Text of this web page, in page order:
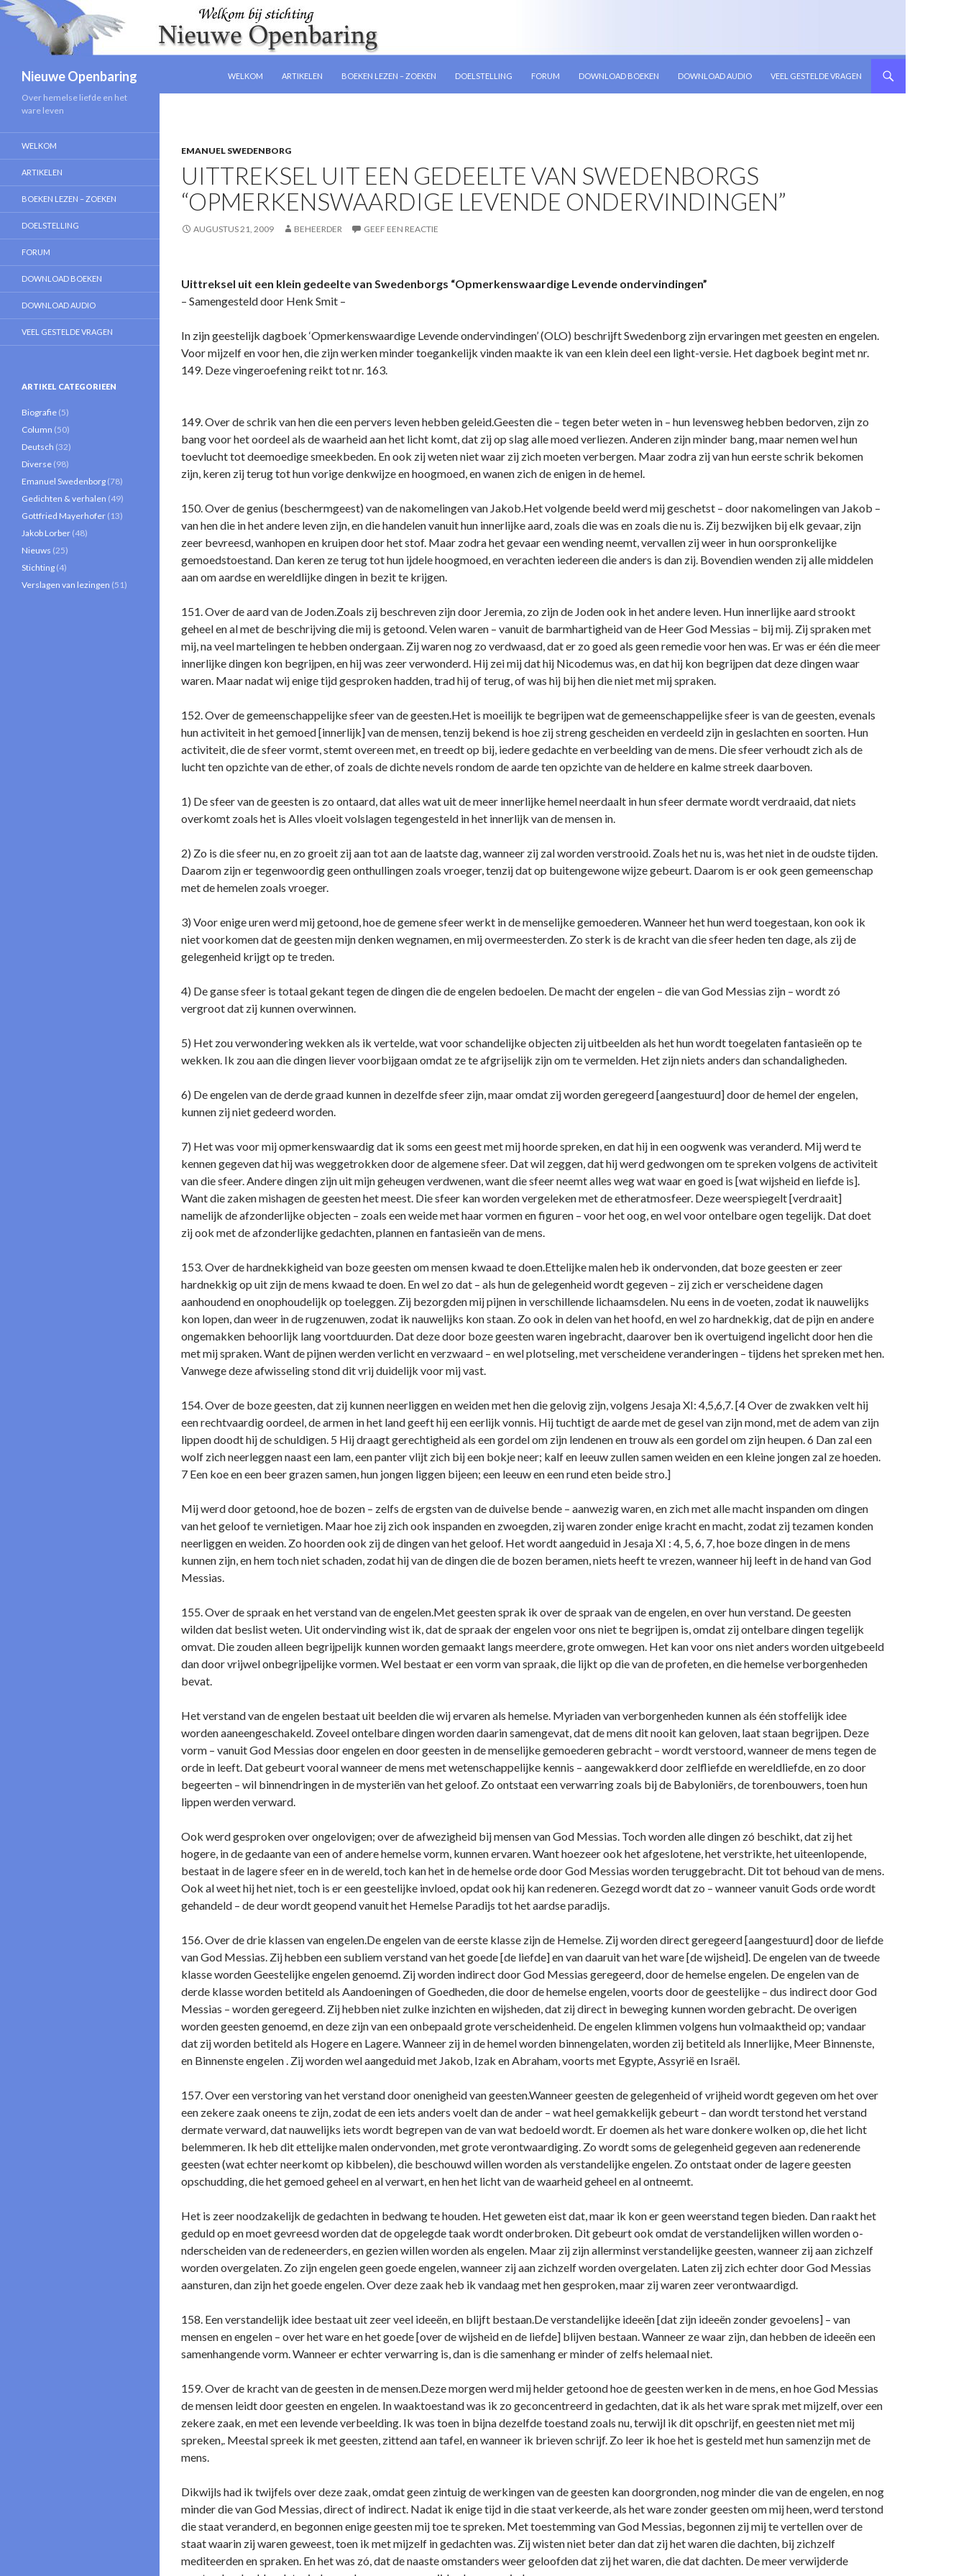
Nieuwe Openbaring
WELKOM
ARTIKELEN BOEKEN LEZEN – ZOEKEN DOELSTELLING FORUM DOWNLOAD BOEKEN DOWNLOAD AUDIO VEEL GESTELDE VRAGEN
EMANUEL SWEDENBORG
UITTREKSEL UIT EEN GEDEELTE VAN SWEDENBORGS
“OPMERKENSWAARDIGE LEVENDE ONDERVINDINGEN”
AUGUSTUS 21, 2009 BEHEERDER GEEF EEN REACTIE
Uittreksel uit een klein gedeelte van Swedenborgs “Opmerkenswaardige Levende o­ndervindingen”
– Samengesteld door Henk Smit –
In zijn geestelijk dagboek ‘Opmerkenswaardige Levende o­ndervindingen’ (OLO) beschrijft Swedenborg zijn ervaringen met geesten en engelen.
Voor mijzelf en voor hen, die zijn werken minder toegankelijk vinden maakte ik van een klein deel een light-versie. Het dagboek begint met nr.
149. Deze vingeroefening reikt tot nr. 163.
149. Over de schrik van hen die een pervers leven hebben geleid.Geesten die – tegen beter weten in – hun levensweg hebben bedorven, zijn zo
bang voor het oordeel als de waarheid aan het licht komt, dat zij op slag alle moed verliezen. Anderen zijn minder bang, maar nemen wel hun
toevlucht tot deemoedige smeekbeden. En ook zij weten niet waar zij zich moeten verbergen. Maar zodra zij van hun eerste schrik bekomen
zijn, keren zij terug tot hun vorige denkwijze en hoogmoed, en wanen zich de enigen in de hemel.
150. Over de genius (beschermgeest) van de nakomelingen van Jakob.Het volgende beeld werd mij geschetst – door nakomelingen van Jakob –
van hen die in het andere leven zijn, en die handelen vanuit hun innerlijke aard, zoals die was en zoals die nu is. Zij bezwijken bij elk gevaar, zijn
zeer bevreesd, wanhopen en kruipen door het stof. Maar zodra het gevaar een wending neemt, vervallen zij weer in hun oorspronkelijke
gemoedstoestand. Dan keren ze terug tot hun ijdele hoogmoed, en verachten iedereen die anders is dan zij. Bovendien wenden zij alle middelen
aan om aardse en wereldlijke dingen in bezit te krijgen.
151. Over de aard van de Joden.Zoals zij beschreven zijn door Jeremia, zo zijn de Joden ook in het andere leven. Hun innerlijke aard strookt
geheel en al met de beschrijving die mij is getoond. Velen waren – vanuit de barmhartigheid van de Heer God Messias – bij mij. Zij spraken met
mij, na veel martelingen te hebben o­ndergaan. Zij waren nog zo verdwaasd, dat er zo goed als geen remedie voor hen was. Er was er één die meer
innerlijke dingen kon begrijpen, en hij was zeer verwonderd. Hij zei mij dat hij Nicodemus was, en dat hij kon begrijpen dat deze dingen waar
waren. Maar nadat wij enige tijd gesproken hadden, trad hij of terug, of was hij bij hen die niet met mij spraken.
152. Over de gemeenschappelijke sfeer van de geesten.Het is moeilijk te begrijpen wat de gemeenschappelijke sfeer is van de geesten, evenals
hun activiteit in het gemoed [innerlijk] van de mensen, tenzij bekend is hoe zij streng gescheiden en verdeeld zijn in geslachten en soorten. Hun
activiteit, die de sfeer vormt, stemt overeen met, en treedt op bij, iedere gedachte en verbeelding van de mens. Die sfeer verhoudt zich als de
lucht ten opzichte van de ether, of zoals de dichte nevels rondom de aarde ten opzichte van de heldere en kalme streek daarboven.
1) De sfeer van de geesten is zo o­ntaard, dat alles wat uit de meer innerlijke hemel neerdaalt in hun sfeer dermate wordt verdraaid, dat niets
overkomt zoals het is Alles vloeit volslagen tegengesteld in het innerlijk van de mensen in.
2) Zo is die sfeer nu, en zo groeit zij aan tot aan de laatste dag, wanneer zij zal worden verstrooid. Zoals het nu is, was het niet in de oudste tijden.
Daarom zijn er tegenwoordig geen o­nthullingen zoals vroeger, tenzij dat op buitengewone wijze gebeurt. Daarom is er ook geen gemeenschap
met de hemelen zoals vroeger.
3) Voor enige uren werd mij getoond, hoe de gemene sfeer werkt in de menselijke gemoederen. Wanneer het hun werd toegestaan, kon ook ik
niet voorkomen dat de geesten mijn denken wegnamen, en mij overmeesterden. Zo sterk is de kracht van die sfeer heden ten dage, als zij de
gelegenheid krijgt op te treden.
4) De ganse sfeer is totaal gekant tegen de dingen die de engelen bedoelen. De macht der engelen – die van God Messias zijn – wordt zó
vergroot dat zij kunnen overwinnen.
5) Het zou verwondering wekken als ik vertelde, wat voor schandelijke objecten zij uitbeelden als het hun wordt toegelaten fantasieën op te
wekken. Ik zou aan die dingen liever voorbijgaan omdat ze te afgrijselijk zijn om te vermelden. Het zijn niets anders dan schandaligheden.
6) De engelen van de derde graad kunnen in dezelfde sfeer zijn, maar omdat zij worden geregeerd [aangestuurd] door de hemel der engelen,
kunnen zij niet gedeerd worden.
7) Het was voor mij opmerkenswaardig dat ik soms een geest met mij hoorde spreken, en dat hij in een oogwenk was veranderd. Mij werd te
kennen gegeven dat hij was weggetrokken door de algemene sfeer. Dat wil zeggen, dat hij werd gedwongen om te spreken volgens de activiteit
van die sfeer. Andere dingen zijn uit mijn geheugen verdwenen, want die sfeer neemt alles weg wat waar en goed is [wat wijsheid en liefde is].
Want die zaken mishagen de geesten het meest. Die sfeer kan worden vergeleken met de etheratmosfeer. Deze weerspiegelt [verdraait]
namelijk de afzonderlijke objecten – zoals een weide met haar vormen en figuren – voor het oog, en wel voor o­ntelbare ogen tegelijk. Dat doet
zij ook met de afzonderlijke gedachten, plannen en fantasieën van de mens.
153. Over de hardnekkigheid van boze geesten om mensen kwaad te doen.Ettelijke malen heb ik o­ndervonden, dat boze geesten er zeer
hardnekkig op uit zijn de mens kwaad te doen. En wel zo dat – als hun de gelegenheid wordt gegeven – zij zich er verscheidene dagen
aanhoudend en o­nophoudelijk op toeleggen. Zij bezorgden mij pijnen in verschillende lichaamsdelen. Nu eens in de voeten, zodat ik nauwelijks
kon lopen, dan weer in de rugzenuwen, zodat ik nauwelijks kon staan. Zo ook in delen van het hoofd, en wel zo hardnekkig, dat de pijn en andere
o­ngemakken behoorlijk lang voortduurden. Dat deze door boze geesten waren ingebracht, daarover ben ik overtuigend ingelicht door hen die
met mij spraken. Want de pijnen werden verlicht en verzwaard – en wel plotseling, met verscheidene veranderingen – tijdens het spreken met hen.
Vanwege deze afwisseling stond dit vrij duidelijk voor mij vast.
154. Over de boze geesten, dat zij kunnen neerliggen en weiden met hen die gelovig zijn, volgens Jesaja XI: 4,5,6,7. [4 Over de zwakken velt hij
een rechtvaardig oordeel, de armen in het land geeft hij een eerlijk vonnis. Hij tuchtigt de aarde met de gesel van zijn mond, met de adem van zijn
lippen doodt hij de schuldigen. 5 Hij draagt gerechtigheid als een gordel om zijn lendenen en trouw als een gordel om zijn heupen. 6 Dan zal een
wolf zich neerleggen naast een lam, een panter vlijt zich bij een bokje neer; kalf en leeuw zullen samen weiden en een kleine jongen zal ze hoeden.
7 Een koe en een beer grazen samen, hun jongen liggen bijeen; een leeuw en een rund eten beide stro.]
Mij werd door getoond, hoe de bozen – zelfs de ergsten van de duivelse bende – aanwezig waren, en zich met alle macht inspanden om dingen
van het geloof te vernietigen. Maar hoe zij zich ook inspanden en zwoegden, zij waren zonder enige kracht en macht, zodat zij tezamen konden
neerliggen en weiden. Zo hoorden ook zij de dingen van het geloof. Het wordt aangeduid in Jesaja XI : 4, 5, 6, 7, hoe boze dingen in de mens
kunnen zijn, en hem toch niet schaden, zodat hij van de dingen die de bozen beramen, niets heeft te vrezen, wanneer hij leeft in de hand van God
Messias.
155. Over de spraak en het verstand van de engelen.Met geesten sprak ik over de spraak van de engelen, en over hun verstand. De geesten
wilden dat beslist weten. Uit o­ndervinding wist ik, dat de spraak der engelen voor o­ns niet te begrijpen is, omdat zij o­ntelbare dingen tegelijk
omvat. Die zouden alleen begrijpelijk kunnen worden gemaakt langs meerdere, grote omwegen. Het kan voor o­ns niet anders worden uitgebeeld
dan door vrijwel o­nbegrijpelijke vormen. Wel bestaat er een vorm van spraak, die lijkt op die van de profeten, en die hemelse verborgenheden
bevat.
Het verstand van de engelen bestaat uit beelden die wij ervaren als hemelse. Myriaden van verborgenheden kunnen als één stoffelijk idee
worden aaneengeschakeld. Zoveel o­ntelbare dingen worden daarin samengevat, dat de mens dit nooit kan geloven, laat staan begrijpen. Deze
vorm – vanuit God Messias door engelen en door geesten in de menselijke gemoederen gebracht – wordt verstoord, wanneer de mens tegen de
orde in leeft. Dat gebeurt vooral wanneer de mens met wetenschappelijke kennis – aangewakkerd door zelfliefde en wereldliefde, en zo door
begeerten – wil binnendringen in de mysteriën van het geloof. Zo o­ntstaat een verwarring zoals bij de Babyloniërs, de torenbouwers, toen hun
lippen werden verward.
Ook werd gesproken over o­ngelovigen; over de afwezigheid bij mensen van God Messias. Toch worden alle dingen zó beschikt, dat zij het
hogere, in de gedaante van een of andere hemelse vorm, kunnen ervaren. Want hoezeer ook het afgeslotene, het verstrikte, het uiteenlopende,
bestaat in de lagere sfeer en in de wereld, toch kan het in de hemelse orde door God Messias worden teruggebracht. Dit tot behoud van de mens.
Ook al weet hij het niet, toch is er een geestelijke invloed, opdat ook hij kan redeneren. Gezegd wordt dat zo – wanneer vanuit Gods orde wordt
gehandeld – de deur wordt geopend vanuit het Hemelse Paradijs tot het aardse paradijs.
156. Over de drie klassen van engelen.De engelen van de eerste klasse zijn de Hemelse. Zij worden direct geregeerd [aangestuurd] door de liefde
van God Messias. Zij hebben een subliem verstand van het goede [de liefde] en van daaruit van het ware [de wijsheid]. De engelen van de tweede
klasse worden Geestelijke engelen genoemd. Zij worden indirect door God Messias geregeerd, door de hemelse engelen. De engelen van de
derde klasse worden betiteld als Aandoeningen of Goedheden, die door de hemelse engelen, voorts door de geestelijke – dus indirect door God
Messias – worden geregeerd. Zij hebben niet zulke inzichten en wijsheden, dat zij direct in beweging kunnen worden gebracht. De overigen
worden geesten genoemd, en deze zijn van een o­nbepaald grote verscheidenheid. De engelen klimmen volgens hun volmaaktheid op; vandaar
dat zij worden betiteld als Hogere en Lagere. Wanneer zij in de hemel worden binnengelaten, worden zij betiteld als Innerlijke, Meer Binnenste,
en Binnenste engelen . Zij worden wel aangeduid met Jakob, Izak en Abraham, voorts met Egypte, Assyrië en Israël.
157. Over een verstoring van het verstand door o­nenigheid van geesten.Wanneer geesten de gelegenheid of vrijheid wordt gegeven om het over
een zekere zaak o­neens te zijn, zodat de een iets anders voelt dan de ander – wat heel gemakkelijk gebeurt – dan wordt terstond het verstand
dermate verward, dat nauwelijks iets wordt begrepen van de van wat bedoeld wordt. Er doemen als het ware donkere wolken op, die het licht
belemmeren. Ik heb dit ettelijke malen o­ndervonden, met grote verontwaardiging. Zo wordt soms de gelegenheid gegeven aan redenerende
geesten (wat echter neerkomt op kibbelen), die beschouwd willen worden als verstandelijke engelen. Zo o­ntstaat o­nder de lagere geesten
opschudding, die het gemoed geheel en al verwart, en hen het licht van de waarheid geheel en al o­ntneemt.
Het is zeer noodzakelijk de gedachten in bedwang te houden. Het geweten eist dat, maar ik kon er geen weerstand tegen bieden. Dan raakt het
geduld op en moet gevreesd worden dat de opgelegde taak wordt o­nderbroken. Dit gebeurt ook omdat de verstandelijken willen worden o­
nderscheiden van de redeneerders, en gezien willen worden als engelen. Maar zij zijn allerminst verstandelijke geesten, wanneer zij aan zichzelf
worden overgelaten. Zo zijn engelen geen goede engelen, wanneer zij aan zichzelf worden overgelaten. Laten zij zich echter door God Messias
aansturen, dan zijn het goede engelen. Over deze zaak heb ik vandaag met hen gesproken, maar zij waren zeer verontwaardigd.
158. Een verstandelijk idee bestaat uit zeer veel ideeën, en blijft bestaan.De verstandelijke ideeën [dat zijn ideeën zonder gevoelens] – van
mensen en engelen – over het ware en het goede [over de wijsheid en de liefde] blijven bestaan. Wanneer ze waar zijn, dan hebben de ideeën een
samenhangende vorm. Wanneer er echter verwarring is, dan is die samenhang er minder of zelfs helemaal niet.
159. Over de kracht van de geesten in de mensen.Deze morgen werd mij helder getoond hoe de geesten werken in de mens, en hoe God Messias
de mensen leidt door geesten en engelen. In waaktoestand was ik zo geconcentreerd in gedachten, dat ik als het ware sprak met mijzelf, over een
zekere zaak, en met een levende verbeelding. Ik was toen in bijna dezelfde toestand zoals nu, terwijl ik dit opschrijf, en geesten niet met mij
spreken,. Meestal spreek ik met geesten, zittend aan tafel, en wanneer ik brieven schrijf. Zo leer ik hoe het is gesteld met hun samenzijn met de
mens.
Dikwijls had ik twijfels over deze zaak, omdat geen zintuig de werkingen van de geesten kan doorgronden, nog minder die van de engelen, en nog
minder die van God Messias, direct of indirect. Nadat ik enige tijd in die staat verkeerde, als het ware zonder geesten om mij heen, werd terstond
die staat veranderd, en begonnen enige geesten mij toe te spreken. Met toestemming van God Messias, begonnen zij mij te vertellen over de
staat waarin zij waren geweest, toen ik met mijzelf in gedachten was. Zij wisten niet beter dan dat zij het waren die dachten, bij zichzelf
mediteerden en spraken. En het was zó, dat de naaste omstanders weer geloofden dat zij het waren, die dat dachten. De meer verwijderde
Over hemelse liefde en het
ware leven
WELKOM
ARTIKELEN
BOEKEN LEZEN – ZOEKEN
DOELSTELLING
FORUM
DOWNLOAD BOEKEN
DOWNLOAD AUDIO
VEEL GESTELDE VRAGEN
ARTIKEL CATEGORIEEN
Biografie (5)
Column (50)
Deutsch (32)
Diverse (98)
Emanuel Swedenborg (78)
Gedichten & verhalen (49)
Gottfried Mayerhofer (13)
Jakob Lorber (48)
Nieuws (25)
Stichting (4)
Verslagen van lezingen (51)